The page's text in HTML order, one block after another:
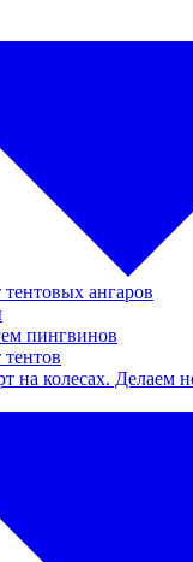
ангаров
пингвинов
на колесах. Делаем